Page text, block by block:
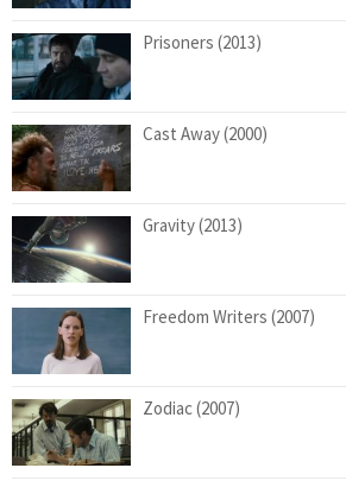
Prisoners (2013)
Cast Away (2000)
Gravity (2013)
Freedom Writers (2007)
Zodiac (2007)